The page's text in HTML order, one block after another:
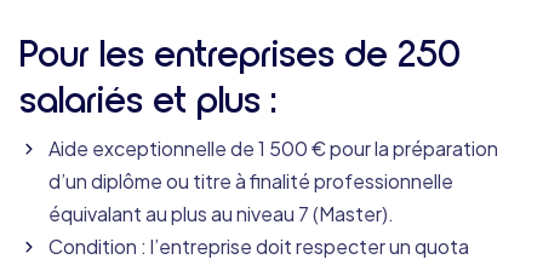
Pour les entreprises de 250
salariés et plus :
Aide exceptionnelle de 1 500 € pour la préparation
d’un diplôme ou titre à finalité professionnelle
équivalant au plus au niveau 7 (Master).
Condition : l’entreprise doit respecter un quota